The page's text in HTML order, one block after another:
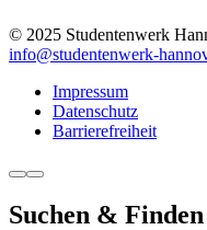
© 2025 Studentenwerk
info@studentenwerk-
Impressum
Datenschutz
Barrierefreiheit
Suchen & Finden